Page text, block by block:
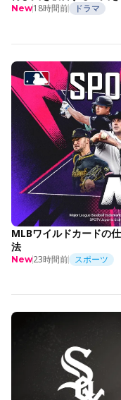
New18時間前 ドラマ
MLBワイルドカードの
法
New23時間前 スポーツ